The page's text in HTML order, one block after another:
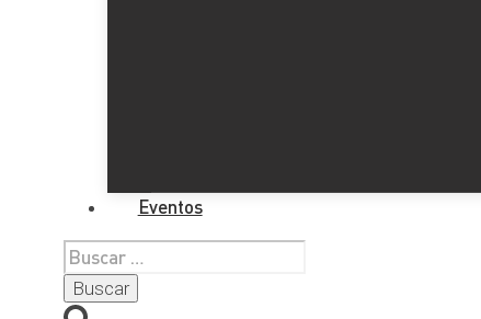
Eventos
Buscar: